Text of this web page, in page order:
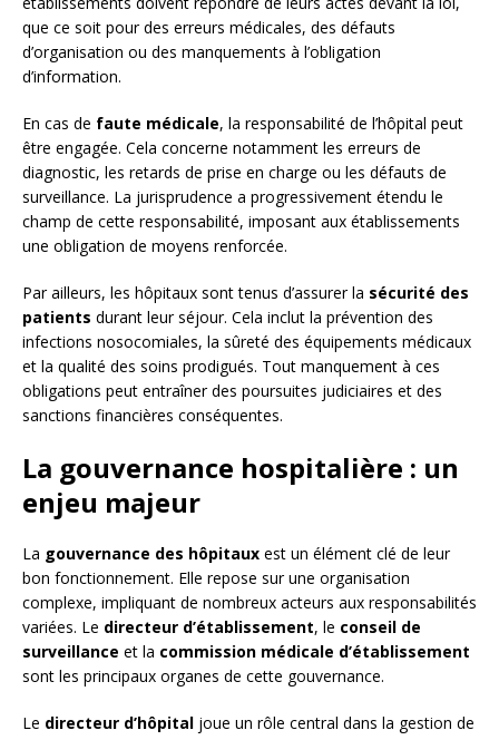
que ce soit pour des erreurs médicales, des défauts
d’organisation ou des manquements à l’obligation
d’information.
En cas de faute médicale, la responsabilité de l’hôpital peut
être engagée. Cela concerne notamment les erreurs de
diagnostic, les retards de prise en charge ou les défauts de
surveillance. La jurisprudence a progressivement étendu le
champ de cette responsabilité, imposant aux établissements
une obligation de moyens renforcée.
Par ailleurs, les hôpitaux sont tenus d’assurer la sécurité des
patients durant leur séjour. Cela inclut la prévention des
infections nosocomiales, la sûreté des équipements médicaux
et la qualité des soins prodigués. Tout manquement à ces
obligations peut entraîner des poursuites judiciaires et des
sanctions financières conséquentes.
La gouvernance hospitalière : un
enjeu majeur
La gouvernance des hôpitaux est un élément clé de leur
bon fonctionnement. Elle repose sur une organisation
complexe, impliquant de nombreux acteurs aux responsabilités
variées. Le directeur d’établissement, le conseil de
surveillance et la commission médicale d’établissement
sont les principaux organes de cette gouvernance.
Le directeur d’hôpital joue un rôle central dans la gestion de